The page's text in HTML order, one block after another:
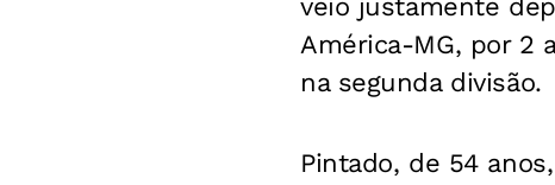
veio justamente
América-MG, por 2
na segunda divisão.
Pintado, de 54